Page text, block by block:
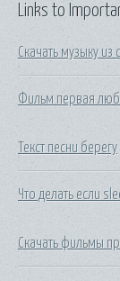
Links to
Скачать музыку из
Фильм первая
Текст песни берегу
Что делать если
Скачать фильмы